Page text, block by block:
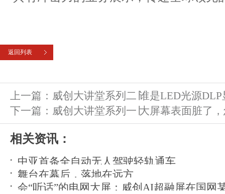
返回列表
上一篇： 威创大讲堂系列二∣谁是LED光源
下一篇： 威创大讲堂系列一∣大屏幕表面脏了
相关资讯：
中亚首条全自动无人驾驶轻轨通车
舞台在幕后，落地在远方
会“听话”的电网大屏：威创AI超融屏在国网